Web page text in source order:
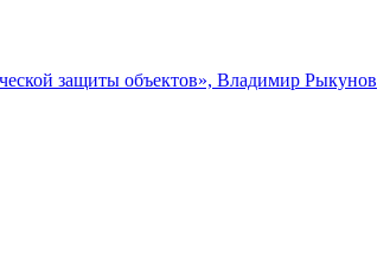
защиты объектов», Владимир Рыкунов